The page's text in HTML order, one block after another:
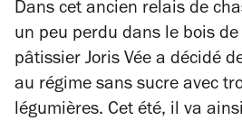
Dans cet ancien relais de
un peu perdu dans le bois
pâtissier Joris Vée a décidé
au régime sans sucre avec
légumières. Cet été, il va